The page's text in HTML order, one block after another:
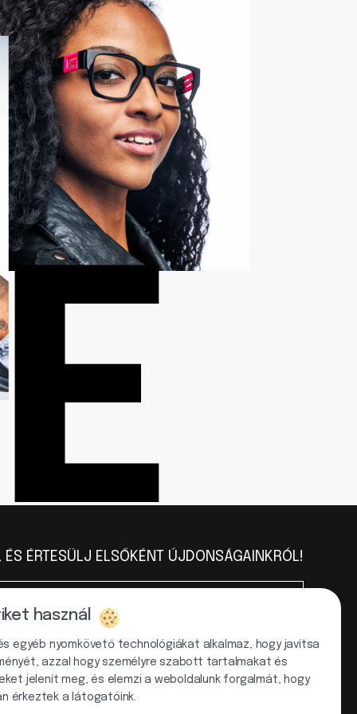
használ
egyéb nyomkövető technológiákat alkalmaz, hogy javítsa
azzal hogy személyre szabott tartalmakat és
jelenít meg, és elemzi a weboldalunk forgalmát, hogy
érkeztek a látogatóink.
ÉS ÉRTESÜLJ ELSŐKÉNT ÚJDONSÁGAINKRÓL!
FELIRATKOZÁS
– kövess minket minden platformon!